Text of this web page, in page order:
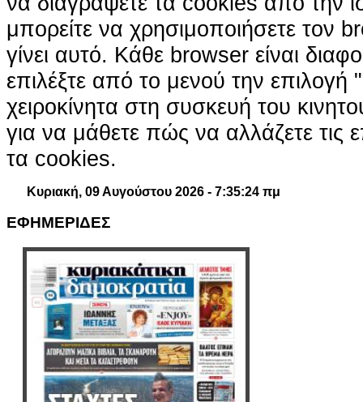
μπορείτε να χρησιμοποιήσετε τον
γίνει αυτό. Κάθε browser είναι
επιλέξτε από το μενού την επιλογή
χειροκίνητα στη συσκευή του
για να μάθετε πώς να αλλάζετε τις
τα cookies.
Κυριακή, 09 Αυγούστου 2026 - 7:35:25 πμ
ΕΦΗΜΕΡΙΔΕΣ